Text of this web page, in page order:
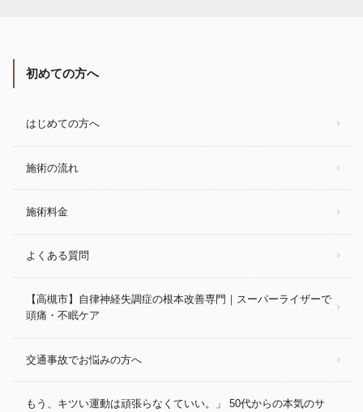
初めての方へ
はじめての方へ
施術の流れ
施術料金
よくある質問
【高槻市】自律神経失調症の根本改善専門｜スーパーライザーで
頭痛・不眠ケア
交通事故でお悩みの方へ
もう、キツい運動は頑張らなくていい。」 50代からの本気のサ